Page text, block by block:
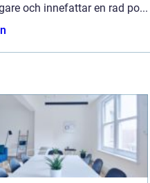
och innefattar en rad po...